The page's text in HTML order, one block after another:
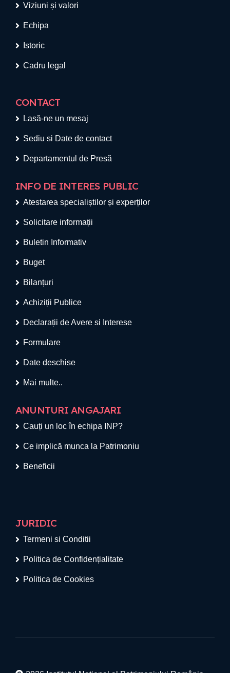
Viziuni și valori
Echipa
Istoric
Cadru legal
CONTACT
Lasă-ne un mesaj
Sediu si Date de contact
Departamentul de Presă
INFO DE INTERES PUBLIC
Atestarea specialiștilor și experților
Solicitare informații
Buletin Informativ
Buget
Bilanțuri
Achiziții Publice
Declarații de Avere si Interese
Formulare
Date deschise
Mai multe..
ANUNTURI ANGAJARI
Cauți un loc în echipa INP?
Ce implică munca la Patrimoniu
Beneficii
JURIDIC
Termeni si Conditii
Politica de Confidențialitate
Politica de Cookies